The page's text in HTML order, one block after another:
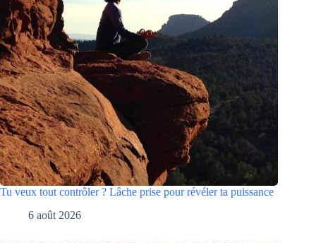
Tu veux tout contrôler ? Lâche prise pour révéler ta puissance
6 août 2026